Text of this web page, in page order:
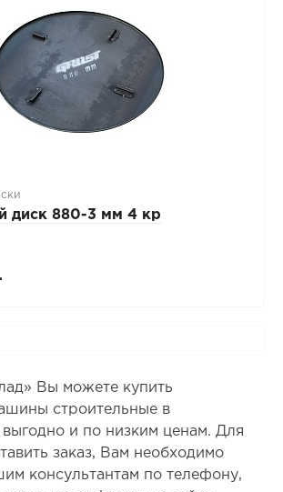
диск 880-3 мм 4 кр
Вы можете купить
строительные в
выгодно и по низким ценам. Для
заказ, Вам необходимо
консультантам по телефону,